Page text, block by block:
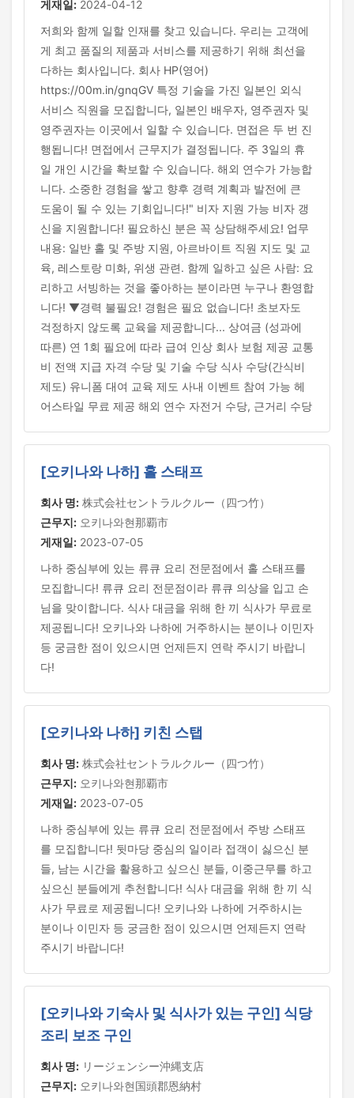
게재일: 2024-04-12
저희와 함께 일할 인재를 찾고 있습니다. 우리는 고객에
게 최고 품질의 제품과 서비스를 제공하기 위해 최선을
다하는 회사입니다. 회사 HP(영어)
https://00m.in/gnqGV 특정 기술을 가진 일본인 외식
서비스 직원을 모집합니다, 일본인 배우자, 영주권자 및
영주권자는 이곳에서 일할 수 있습니다. 면접은 두 번 진
행됩니다! 면접에서 근무지가 결정됩니다. 주 3일의 휴
일 개인 시간을 확보할 수 있습니다. 해외 연수가 가능합
니다. 소중한 경험을 쌓고 향후 경력 계획과 발전에 큰
도움이 될 수 있는 기회입니다!" 비자 지원 가능 비자 갱
신을 지원합니다! 필요하신 분은 꼭 상담해주세요! 업무
내용: 일반 홀 및 주방 지원, 아르바이트 직원 지도 및 교
육, 레스토랑 미화, 위생 관련. 함께 일하고 싶은 사람: 요
리하고 서빙하는 것을 좋아하는 분이라면 누구나 환영합
니다! ▼경력 불필요! 경험은 필요 없습니다! 초보자도
걱정하지 않도록 교육을 제공합니다... 상여금 (성과에
따른) 연 1회 필요에 따라 급여 인상 회사 보험 제공 교통
비 전액 지급 자격 수당 및 기술 수당 식사 수당(간식비
제도) 유니폼 대여 교육 제도 사내 이벤트 참여 가능 헤
어스타일 무료 제공 해외 연수 자전거 수당, 근거리 수당
[오키나와 나하] 홀 스태프
회사 명: 株式会社セントラルクルー（四つ竹）
근무지: 오키나와현那覇市
게재일: 2023-07-05
나하 중심부에 있는 류큐 요리 전문점에서 홀 스태프를
모집합니다! 류큐 요리 전문점이라 류큐 의상을 입고 손
님을 맞이합니다. 식사 대금을 위해 한 끼 식사가 무료로
제공됩니다! 오키나와 나하에 거주하시는 분이나 이민자
등 궁금한 점이 있으시면 언제든지 연락 주시기 바랍니
다!
[오키나와 나하] 키친 스탭
회사 명: 株式会社セントラルクルー（四つ竹）
근무지: 오키나와현那覇市
게재일: 2023-07-05
나하 중심부에 있는 류큐 요리 전문점에서 주방 스태프
를 모집합니다! 뒷마당 중심의 일이라 접객이 싫으신 분
들, 남는 시간을 활용하고 싶으신 분들, 이중근무를 하고
싶으신 분들에게 추천합니다! 식사 대금을 위해 한 끼 식
사가 무료로 제공됩니다! 오키나와 나하에 거주하시는
분이나 이민자 등 궁금한 점이 있으시면 언제든지 연락
주시기 바랍니다!
[오키나와 기숙사 및 식사가 있는 구인] 식당
조리 보조 구인
회사 명: リージェンシー沖縄支店
근무지: 오키나와현国頭郡恩納村